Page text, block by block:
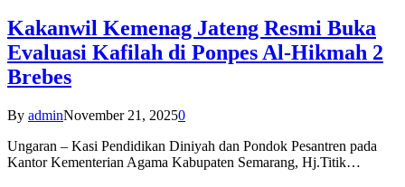
Kakanwil Kemenag Jateng Resmi Buka
Evaluasi Kafilah di Ponpes Al-Hikmah 2
Brebes
By adminNovember 21, 20250
Ungaran – Kasi Pendidikan Diniyah dan Pondok Pesantren pada
Kantor Kementerian Agama Kabupaten Semarang, Hj.Titik…